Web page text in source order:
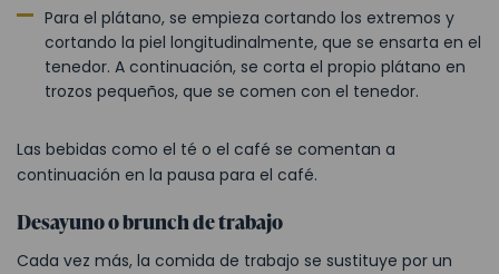
Para el plátano, se empieza cortando los extremos y
cortando la piel longitudinalmente, que se ensarta en el
tenedor. A continuación, se corta el propio plátano en
trozos pequeños, que se comen con el tenedor.
Las bebidas como el té o el café se comentan a
continuación en la pausa para el café.
Desayuno o brunch de trabajo
Cada vez más, la comida de trabajo se sustituye por un